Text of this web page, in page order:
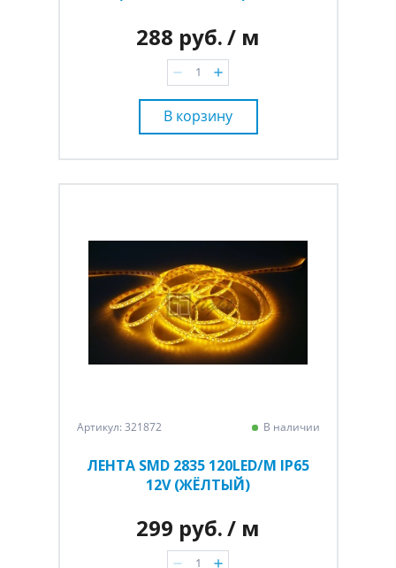
288 руб./ м
В корзину
Артикул: 321872 В наличии
ЛЕНТА SMD 2835 120LED/M IP65
12V (ЖЁЛТЫЙ)
299 руб./ м